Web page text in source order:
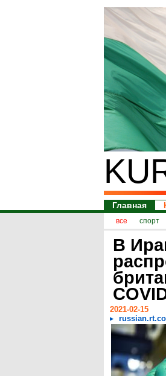
Главная
все спорт
В
2021-02-15